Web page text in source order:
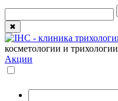
✖
косметологии и трихологии
Акции